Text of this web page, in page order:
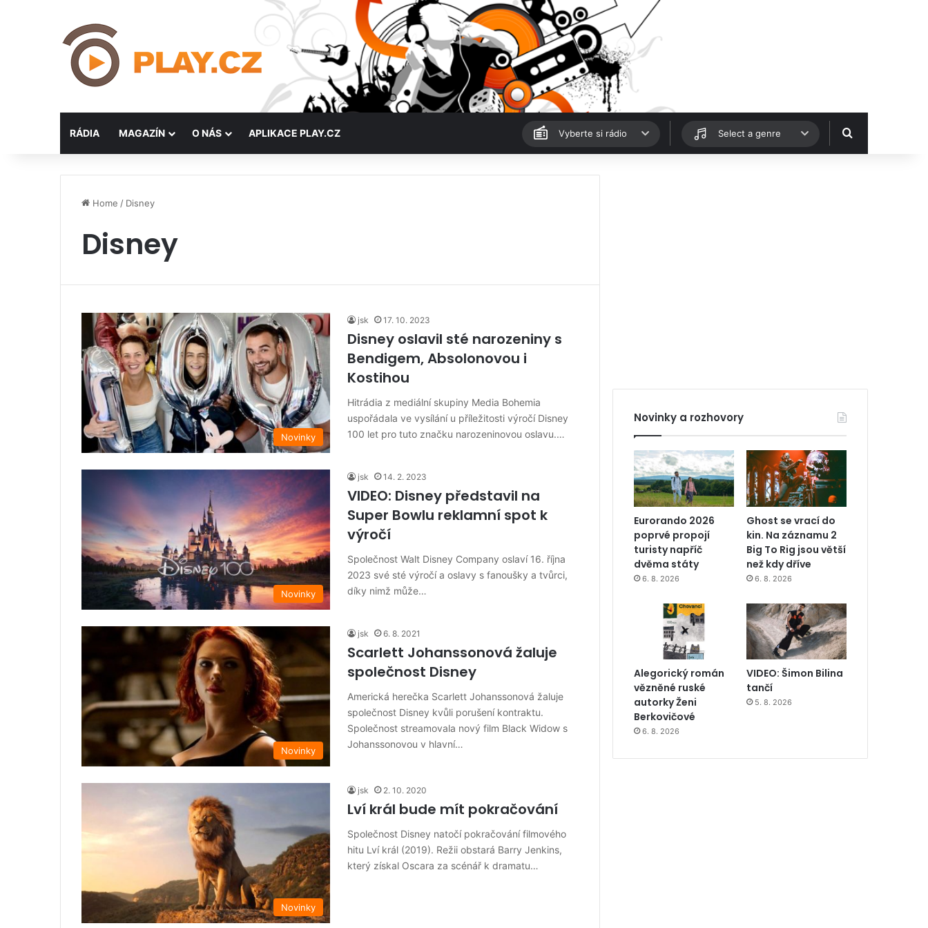
RÁDIA MAGAZÍN O NÁS APLIKACE PLAY.CZ Vyberte si rádio Select a genre Hledat
Home / Disney
Disney
Novinky
jsk 17. 10. 2023
Disney oslavil sté narozeniny s
Bendigem, Absolonovou i
Kostihou
Hitrádia z mediální skupiny Media Bohemia
uspořádala ve vysílání u příležitosti výročí Disney
100 let pro tuto značku narozeninovou oslavu.…
Novinky
jsk 14. 2. 2023
VIDEO: Disney představil na
Super Bowlu reklamní spot k
výročí
Společnost Walt Disney Company oslaví 16. října
2023 své sté výročí a oslavy s fanoušky a tvůrci,
díky nimž může…
Novinky
jsk 6. 8. 2021
Scarlett Johanssonová žaluje
společnost Disney
Americká herečka Scarlett Johanssonová žaluje
společnost Disney kvůli porušení kontraktu.
Společnost streamovala nový film Black Widow s
Johanssonovou v hlavní…
Novinky
jsk 2. 10. 2020
Lví král bude mít pokračování
Společnost Disney natočí pokračování filmového
hitu Lví král (2019). Režii obstará Barry Jenkins,
který získal Oscara za scénář k dramatu…
Novinky a rozhovory
Eurorando 2026
poprvé propojí
turisty napříč
dvěma státy
6. 8. 2026
Ghost se vrací do
kin. Na záznamu 2
Big To Rig jsou větší
než kdy dříve
6. 8. 2026
Alegorický román
vězněné ruské
autorky Ženi
Berkovičové
6. 8. 2026
VIDEO: Šimon Bilina
tančí
5. 8. 2026